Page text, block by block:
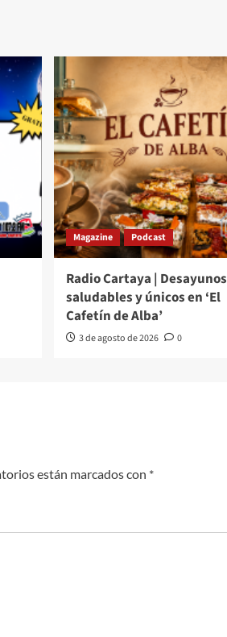
Magazine Podcast
Radio Cartaya | Desayunos
saludables y únicos en ‘El
Cafetín de Alba’
3 de agosto de 2026 0
están marcados con *